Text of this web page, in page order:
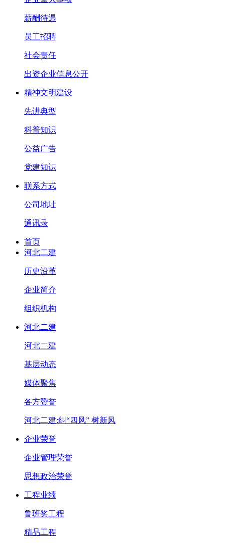
薪酬待遇
员工招聘
社会责任
出资企业信息公开
精神文明建设
先进典型
科普知识
公益广告
党建知识
联系方式
公司地址
通讯录
首页
河北二建
历史沿革
企业简介
组织机构
河北二建
河北二建
基层动态
媒体聚焦
各方赞誉
河北二建:纠“四风” 树新风
企业荣誉
企业管理荣誉
思想政治荣誉
工程业绩
鲁班奖工程
精品工程